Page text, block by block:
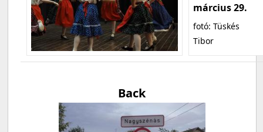
március 29.
fotó: Tüskés
Tibor
Back